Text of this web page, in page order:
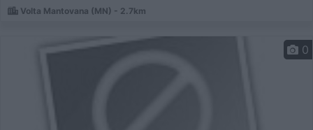
Volta Mantovana (MN) - 2.7km
0